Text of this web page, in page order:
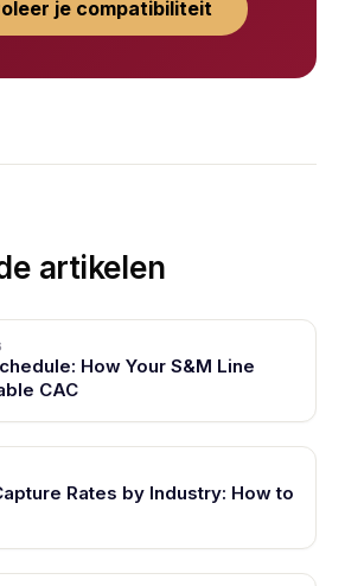
je compatibiliteit
artikelen
How Your S&M Line
CAC
Rates by Industry: How to